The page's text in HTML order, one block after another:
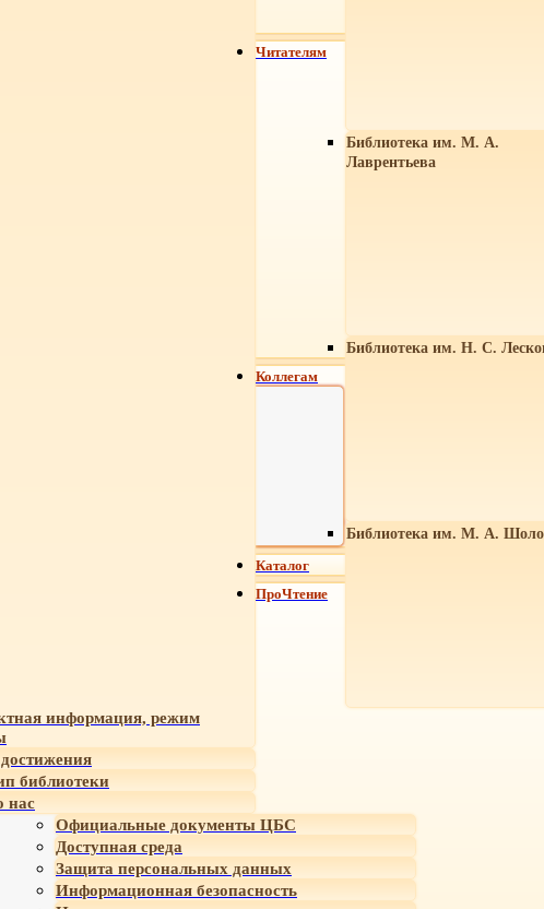
Библиотека им. М. А.
Лаврентьева
Библиотека им. Н. С.
Библиотека им. М. А.
информация, режим
библиотеки
нас
Официальные документы ЦБС
Доступная среда
Защита персональных данных
Информационная безопасность
Читателям
Коллегам
Каталог
ПроЧтение